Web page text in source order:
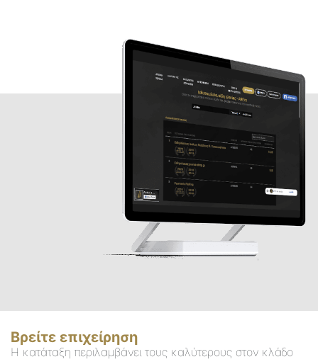
Βρείτε επιχείρηση
Η κατάταξη περιλαμβάνει τους καλύτερους στον κλάδο